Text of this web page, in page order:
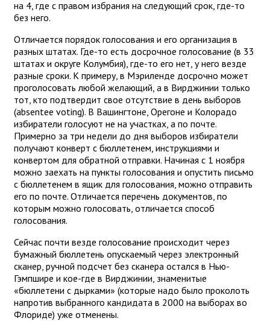
на 4, где с правом избрания на следующий срок, где-то
без него.
Отличается порядок голосования и его организация в
разных штатах. Где-то есть досрочное голосование (в 33
штатах и округе Колумбия), где-то его нет, у него везде
разные сроки. К примеру, в Мэриленде досрочно может
проголосовать любой желающий, а в Вирджинии только
тот, кто подтвердит свое отсутствие в день выборов
(absentee voting). В Вашингтоне, Орегоне и Колорадо
избиратели голосуют не на участках, а по почте.
Примерно за три недели до дня выборов избиратели
получают конверт с бюллетенем, инструкциями и
конвертом для обратной отправки. Начиная с 1 ноября
можно заехать на пункты голосования и опустить письмо
с бюллетенем в ящик для голосования, можно отправить
его по почте. Отличается перечень документов, по
которым можно голосовать, отличается способ
голосования.
Сейчас почти везде голосование происходит через
бумажный бюллетень опускаемый через электронный
сканер, ручной подсчет без сканера остался в Нью-
Гэмпшире и кое-где в Вирджинии, знаменитые
«бюллетени с дырками» (которые надо было проколоть
напротив выбранного кандидата в 2000 на выборах во
Флориде) уже отменены.